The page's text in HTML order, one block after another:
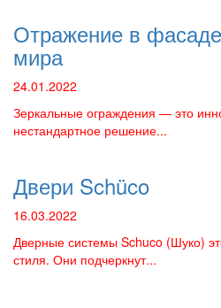
Отражение в
мира
24.01.2022
Зеркальные ограждения — это
нестандартное решение...
Двери Schüco
16.03.2022
Дверные системы Schuco (Шуко)
стиля. Они подчеркнут...